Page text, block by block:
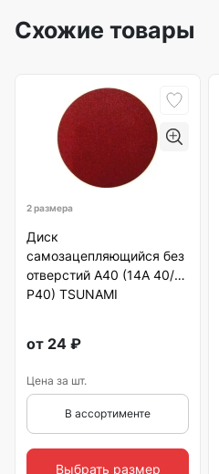
Схожие товары
2 размера
Диск
самозацепляющийся без
отверстий А40 (14А 40/
Р40) TSUNAMI
от 24 ₽
Цена за шт.
В ассортименте
Выбрать размер